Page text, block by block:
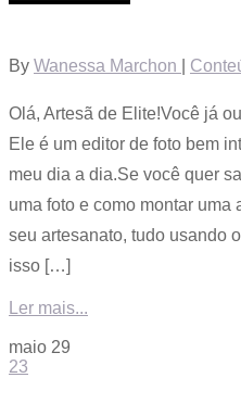
By Wanessa Marchon
Olá, Artesã de Elite!Você já
Ele é um editor de foto bem
meu dia a dia.Se você quer
uma foto e como montar
seu artesanato, tudo usando
isso […]
Ler mais...
maio 29
23